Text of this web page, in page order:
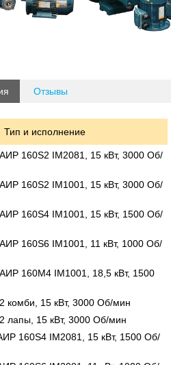
Отзывы
Тип и исполнение
160S2 IM2081, 15 кВт, 3000 Об/
160S2 IM1001, 15 кВт, 3000 Об/
160S4 IM1001, 15 кВт, 1500 Об/
160S6 IM1001, 11 кВт, 1000 Об/
160М4 IM1001, 18,5 кВт, 1500
15 кВт, 3000 Об/мин
лапы, 15 кВт, 3000 Об/мин
160S4 IM2081, 15 кВт, 1500 Об/